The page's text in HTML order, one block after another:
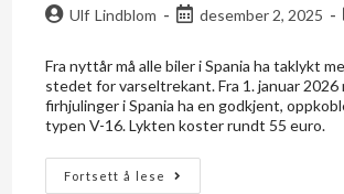
Ulf Lindblom desember 2, 2025
Fra nyttår må alle biler i Spania ha taklykt
stedet for varseltrekant. Fra 1. januar 2026
firhjulinger i Spania ha en godkjent,
typen V-16. Lykten koster rundt 55 euro.
Fortsett å lese